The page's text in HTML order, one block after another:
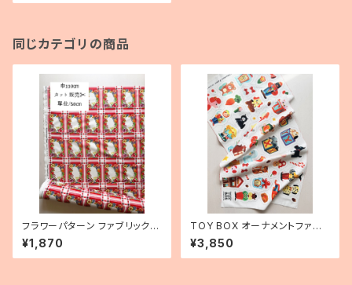
同じカテゴリの商品
フラワーパターン ファブリック/5
0㎝
¥1,870
TOY BOX オーナメントファブ
リック
¥3,850